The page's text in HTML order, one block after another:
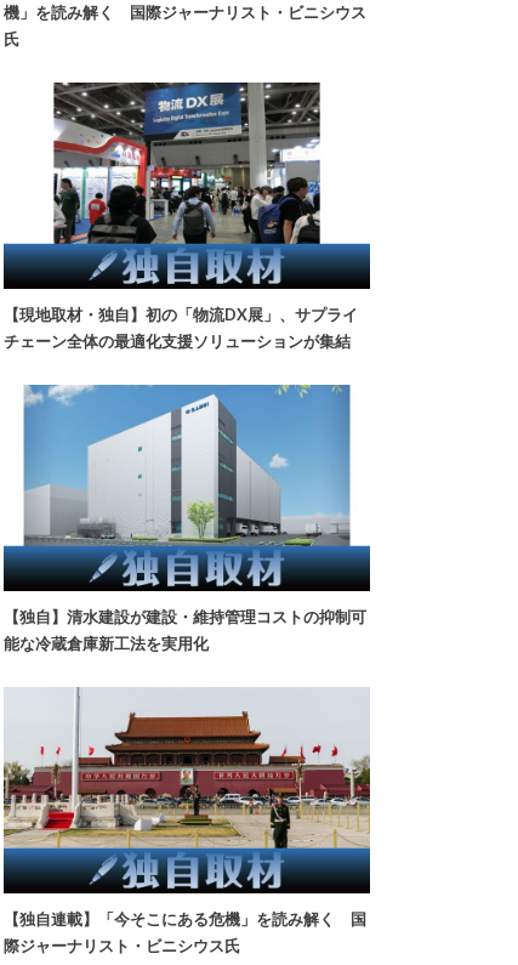
機」を読み解く 国際ジャーナリスト・ビニシウス
氏
【現地取材・独自】初の「物流DX展」、サプライ
チェーン全体の最適化支援ソリューションが集結
【独自】清水建設が建設・維持管理コストの抑制可
能な冷蔵倉庫新工法を実用化
【独自連載】「今そこにある危機」を読み解く 国
際ジャーナリスト・ビニシウス氏